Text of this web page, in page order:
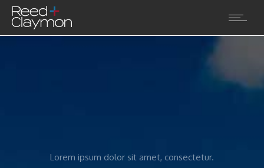
Lorem ipsum dolor sit amet, consectetur.